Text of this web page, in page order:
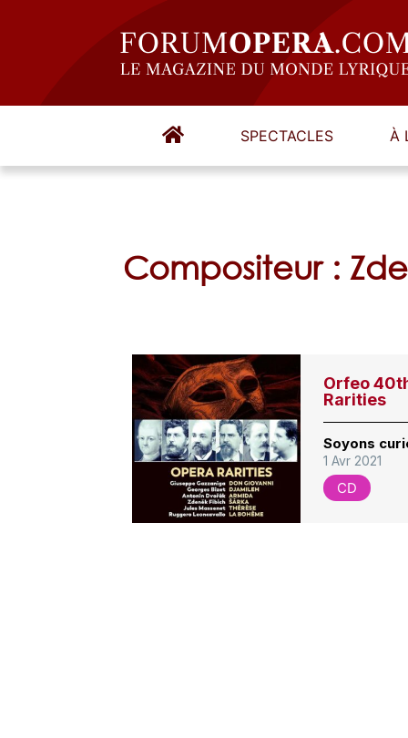
SPECTACLES À
Compositeur :
Orfeo
Rarities
Soyons
1 Avr 2021
CD